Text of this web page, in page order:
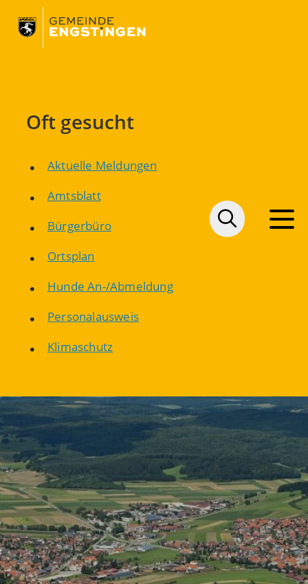
Oft gesucht
Aktuelle Meldungen
Amtsblatt
Bürgerbüro
Ortsplan
Hunde An-/Abmeldung
Personalausweis
Klimaschutz